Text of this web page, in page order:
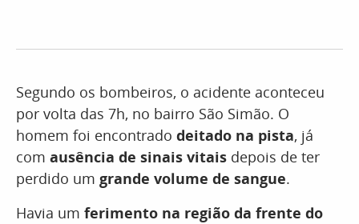
Segundo os bombeiros, o acidente aconteceu
por volta das 7h, no bairro São Simão. O
homem foi encontrado deitado na pista, já
com ausência de sinais vitais depois de ter
perdido um grande volume de sangue.
Havia um ferimento na região da frente do